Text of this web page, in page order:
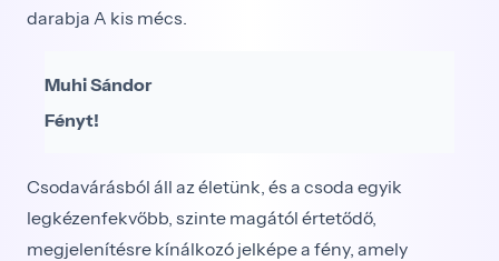
darabja A kis mécs.
Muhi Sándor
Fényt!
Csodavárásból áll az életünk, és a csoda egyik
legkézenfekvőbb, szinte magától értetődő,
megjelenítésre kínálkozó jelképe a fény, amely